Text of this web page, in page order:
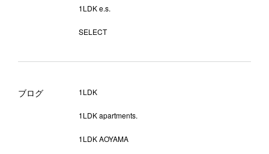
1LDK e.s.
SELECT
ブログ 1LDK
1LDK apartments.
1LDK AOYAMA